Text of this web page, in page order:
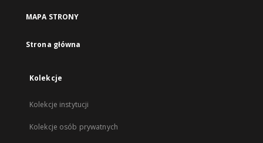
MAPA STRONY
Strona główna
Kolekcje
Kolekcje instytucji
Kolekcje osób prywatnych